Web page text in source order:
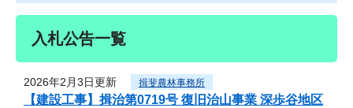
入札公告一覧
2026年2月3日更新 揖斐農林事務所
【建設工事】揖治第0719号 復旧治山事業 深歩谷地区